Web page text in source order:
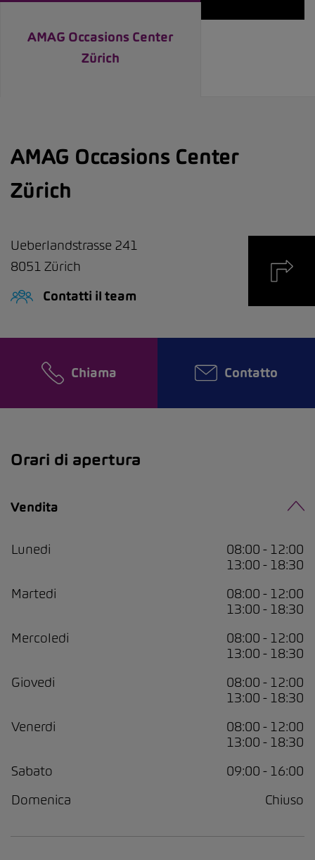
AMAG Occasions Center
Zürich
AMAG Occasions Center
Zürich
Ueberlandstrasse 241
8051 Zürich
Contatti il team
Chiama Contatto
Orari di apertura
Vendita
Lunedi
08:00 - 12:00
13:00 - 18:30
Martedi
08:00 - 12:00
13:00 - 18:30
Mercoledi
08:00 - 12:00
13:00 - 18:30
Giovedi
08:00 - 12:00
13:00 - 18:30
Venerdi
08:00 - 12:00
13:00 - 18:30
Sabato
09:00 - 16:00
Domenica
Chiuso